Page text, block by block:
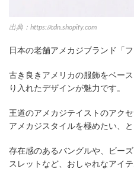
出典：https://cdn.shopify.com
日本の老舗アメカジブランド「フ
古き良きアメリカの服飾をベー
り入れたデザインが魅力です。
王道のアメカジテイストのアク
アメカジスタイルを極めたい、
存在感のあるバングルや、ビー
スレットなど、おしゃれなアイ